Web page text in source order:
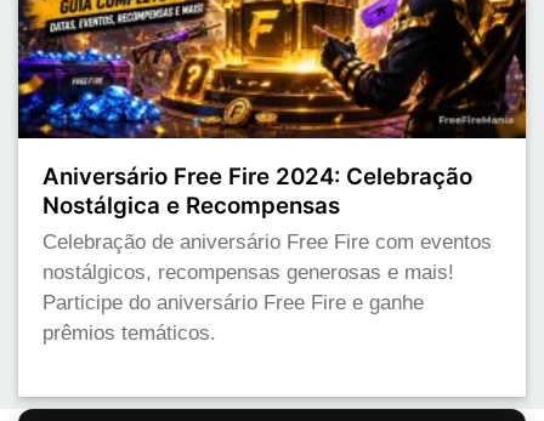
Aniversário Free Fire 2024: Celebração
Nostálgica e Recompensas
Celebração de aniversário Free Fire com eventos
nostálgicos, recompensas generosas e mais!
Participe do aniversário Free Fire e ganhe
prêmios temáticos.